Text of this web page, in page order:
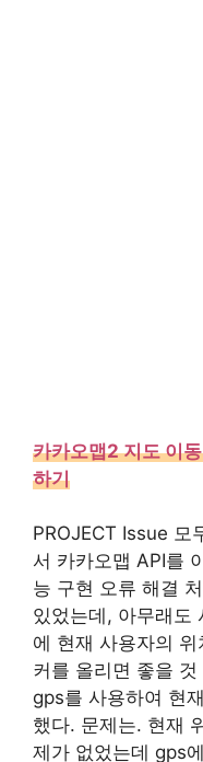
카카오맵2 지도 이
하기
PROJECT Issue 모
서 카카오맵 API를
능 구현 오류 해결
있었는데, 아무래도
에 현재 사용자의
커를 올리면 좋을
gps를 사용하여 현
했다. 문제는. 현재
제가 없었는데 gps